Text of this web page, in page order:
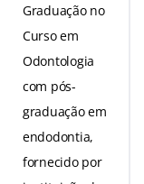
Graduação no
Curso em
Odontologia
com pós-
graduação em
endodontia,
fornecido por